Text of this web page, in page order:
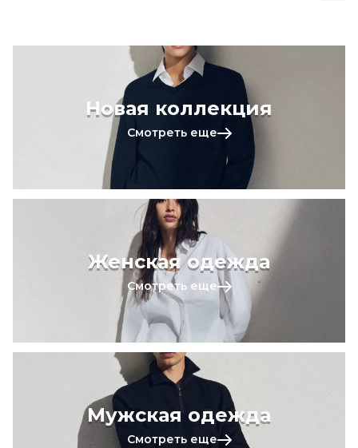
Новая коллекция
Смотреть еще
Женская одежда
Смотреть еще
Мужская одежда
Смотреть еще